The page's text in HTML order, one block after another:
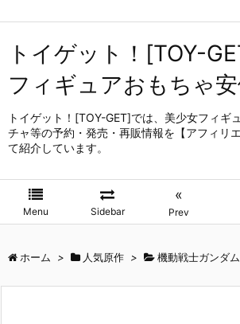
トイゲット！[TOY-
フィギュアおもちゃ
トイゲット！[TOY-GET]では、美少女フィギ
チャ等の予約・発売・再販情報を【アフィリ
て紹介しています。
Menu Sidebar
«
Prev
ホーム > 人気原作 > 機動戦士ガンダム